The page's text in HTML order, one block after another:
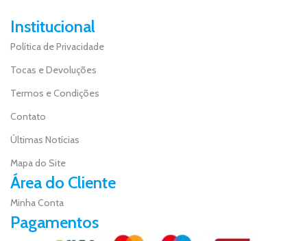
Institucional
Política de Privacidade
Tocas e Devoluções
Termos e Condições
Contato
Últimas Notícias
Mapa do Site
Área do Cliente
Minha Conta
Pagamentos